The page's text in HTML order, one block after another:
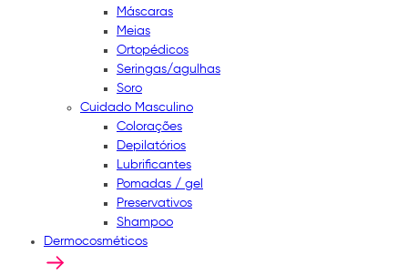
Máscaras
Meias
Ortopédicos
Seringas/agulhas
Soro
Cuidado Masculino
Colorações
Depilatórios
Lubrificantes
Pomadas / gel
Preservativos
Shampoo
Dermocosméticos